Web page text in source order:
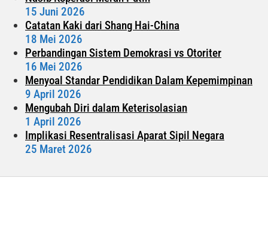
15 Juni 2026
Catatan Kaki dari Shang Hai-China
18 Mei 2026
Perbandingan Sistem Demokrasi vs Otoriter
16 Mei 2026
Menyoal Standar Pendidikan Dalam Kepemimpinan
9 April 2026
Mengubah Diri dalam Keterisolasian
1 April 2026
Implikasi Resentralisasi Aparat Sipil Negara
25 Maret 2026